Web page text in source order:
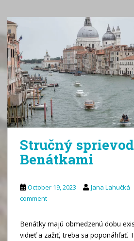
Stručný
Benátkami
October 19, 2023 Jana Lahučká
comment
Benátky majú obmedzenú dobu
vidieť a zažiť, treba sa poponáhľať.